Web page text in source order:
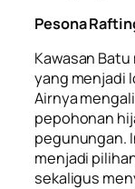
Pesona
Kawasan
yang menjadi
Airnya
pepohonan
pegunungan.
menjadi
sekaligus